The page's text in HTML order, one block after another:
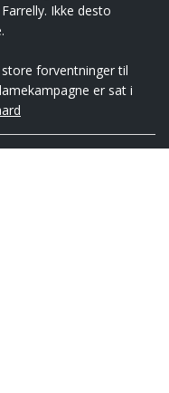
Ikke desto
forventninger til
er sat i